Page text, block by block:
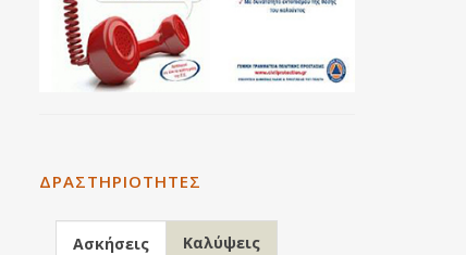
ΔΡΑΣΤΗΡΙΌΤΗΤΕΣ
Ασκήσεις Καλύψεις